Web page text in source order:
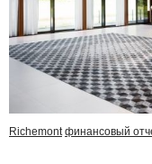
Richemont финансовый